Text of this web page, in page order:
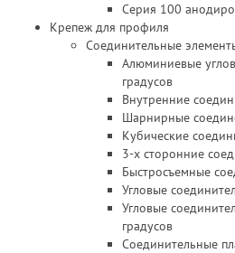
Серия 100
Крепеж для профиля
Соединительные
Алюминиевые
градусов
Внутренние
Шарнирные
Кубические
3-х сторонние
Быстросъемные
Угловые
Угловые
градусов
Соединительные